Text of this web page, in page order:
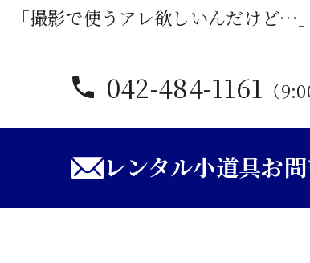
「撮影で使うアレ欲しいんだけど…
042-484-1161 （
レンタル小道具お